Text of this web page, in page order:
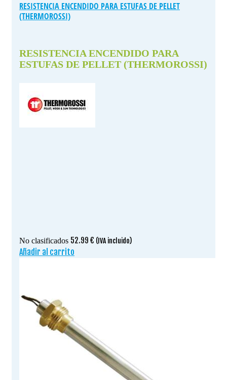
RESISTENCIA ENCENDIDO PARA ESTUFAS DE PELLET
(THERMOROSSI)
RESISTENCIA ENCENDIDO PARA
ESTUFAS DE PELLET (THERMOROSSI)
No clasificados 52.99 € (IVA incluido)
Añadir al carrito